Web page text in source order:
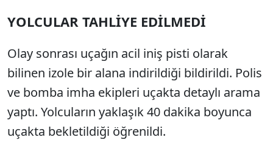
YOLCULAR TAHLİYE EDİLMEDİ
Olay sonrası uçağın acil iniş pisti olarak
bilinen izole bir alana indirildiği bildirildi. Polis
ve bomba imha ekipleri uçakta detaylı arama
yaptı. Yolcuların yaklaşık 40 dakika boyunca
uçakta bekletildiği öğrenildi.